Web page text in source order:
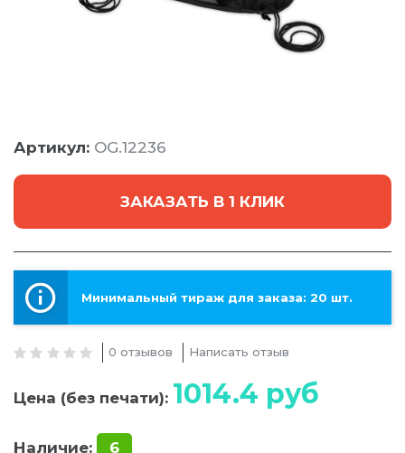
Артикул: OG.12236
ЗАКАЗАТЬ В 1 КЛИК
Минимальный тираж для заказа: 20 шт.
0 отзывов Написать отзыв
Цена (без печати): 1014.4 руб
Наличие: 6